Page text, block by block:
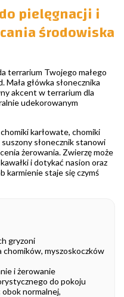
pielęgnacji i
środowiska
terrarium Twojego małego
Mała główka słonecznika
akcent w terrarium dla
udekorowanym
karłowate, chomiki
słonecznik stanowi
żerowania. Zwierzę może
i dotykać nasion oraz
karmienie staje się czymś
gryzoni
chomików, myszoskoczków
i żerowanie
do pokoju
normalnej,